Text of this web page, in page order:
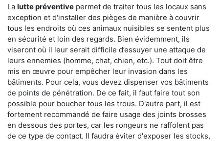
La lutte préventive permet de traiter tous les locaux sans
exception et d'installer des pièges de manière à couvrir
tous les endroits où ces animaux nuisibles se sentent plus
en sécurité et loin des regards. Bien évidemment, ils
viseront où il leur serait difficile d’essuyer une attaque de
leurs ennemies (homme, chat, chien, etc.). Tout doit être
mis en œuvre pour empêcher leur invasion dans les
bâtiments. Pour cela, vous devez dispenser vos bâtiments
de points de pénétration. De ce fait, il faut faire tout son
possible pour boucher tous les trous. D'autre part, il est
fortement recommandé de faire usage des joints brosses
en dessous des portes, car les rongeurs ne raffolent pas
de ce type de contact. Il faudra éviter d'exposer les stocks,